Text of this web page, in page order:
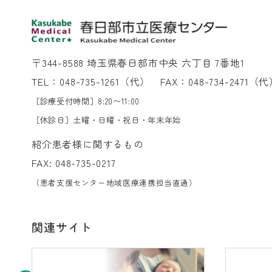
〒344-8588 埼玉県春日部市中央 六丁目 7番地1
TEL： 048-735-1261 （代） FAX：048-734-2471（代
［診療受付時間］8:20〜11:00
［休診日］土曜・日曜・祝日・年末年始
紹介患者様に関するもの
FAX: 048-735-0217
（患者支援センター地域医療連携担当直通）
関連サイト